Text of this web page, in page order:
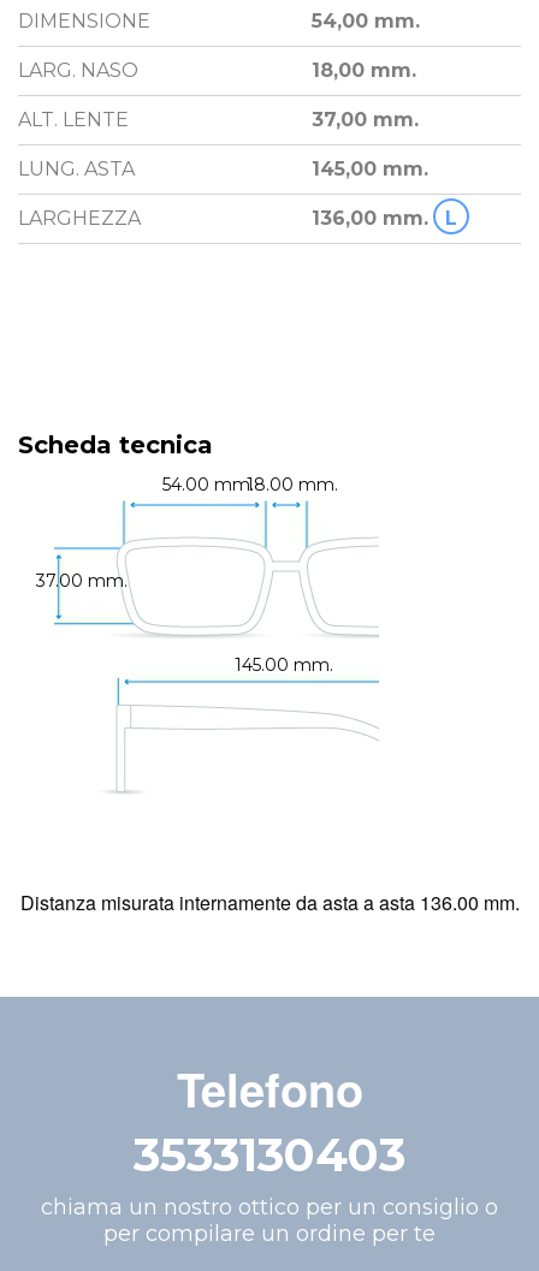
DIMENSIONE 54,00 mm.
LARG. NASO 18,00 mm.
ALT. LENTE 37,00 mm.
LUNG. ASTA 145,00 mm.
LARGHEZZA 136,00 mm. L
Scheda tecnica
54.00 mm.18.00 mm.
145.00 mm.
37.00 mm.
Distanza misurata internamente da asta a asta 136.00 mm.
Telefono
3533130403
chiama un nostro ottico per un consiglio o
per compilare un ordine per te